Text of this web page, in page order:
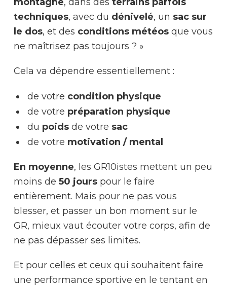
techniques, avec du dénivelé, un sac sur
le dos, et des conditions météos que vous
ne maîtrisez pas toujours ? »
Cela va dépendre essentiellement :
de votre condition physique
de votre préparation physique
du poids de votre sac
de votre motivation / mental
En moyenne, les GR10istes mettent un peu
moins de 50 jours pour le faire
entièrement. Mais pour ne pas vous
blesser, et passer un bon moment sur le
GR, mieux vaut écouter votre corps, afin de
ne pas dépasser ses limites.
Et pour celles et ceux qui souhaitent faire
une performance sportive en le tentant en